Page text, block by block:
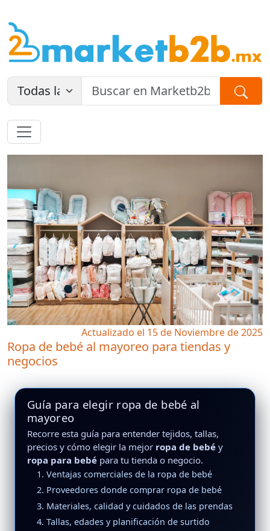
Actualizado el 15 de Noviembre de 2025
Ropa de bebé al mayoreo para tiendas y
negocios
Guía para elegir ropa de bebé al
mayoreo
Recorre esta guía para entender tejidos, tallas,
precios y cómo elegir la mejor ropa de bebé y
ropa para bebé para tu tienda o negocio.
1. Ventajas comerciales de la ropa de bebé
2. Proveedores donde comprar ropa de bebé
3. Materiales, calidad y cuidados de las prendas
4. Tallas, edades y planificación de surtido